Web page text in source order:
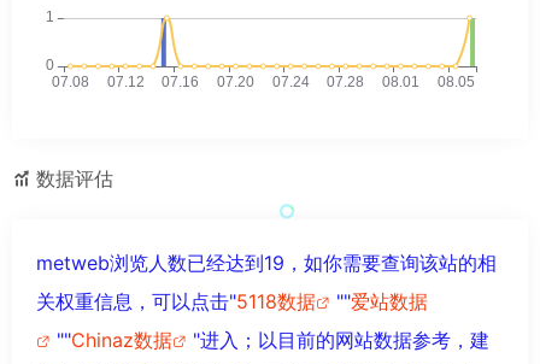
数据评估
metweb浏览人数已经达到19，如你需要查询该站的相
关权重信息，可以点击"5118数据 ""爱站数据
""Chinaz数据
"进入；以目前的网站数据参考，建